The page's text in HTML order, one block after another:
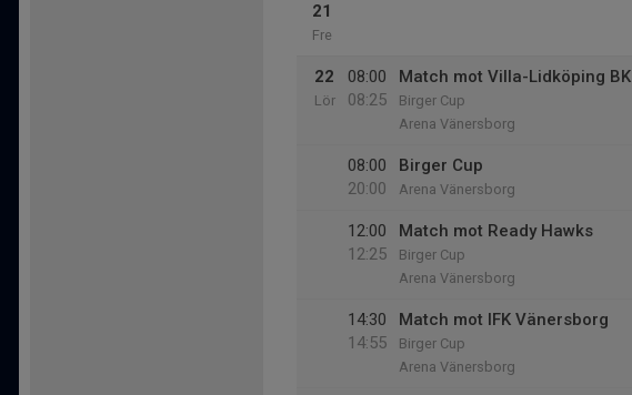
21
Fre
22
Lör
08:00
08:25
Match mot Villa-Lidköping BK
Birger Cup
Arena Vänersborg
08:00
20:00
Birger Cup
Arena Vänersborg
12:00
12:25
Match mot Ready Hawks
Birger Cup
Arena Vänersborg
14:30
14:55
Match mot IFK Vänersborg
Birger Cup
Arena Vänersborg